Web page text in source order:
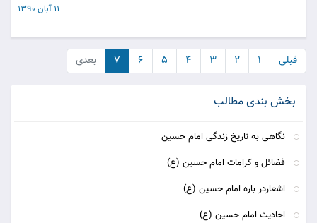
11 آبان 1390
قبلی ۱ ۲ ۳ ۴ ۵ ۶ ۷ بعدی
بخش بندی مطالب
نگاهی به تاریخ زندگی امام حسین
فضائل و کرامات امام حسین (ع)
اشعاردر باره امام حسین (ع)
احادیث امام حسین (ع)